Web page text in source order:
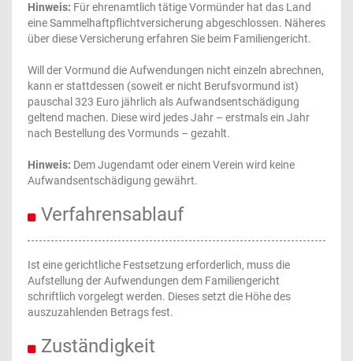
Hinweis: Für ehrenamtlich tätige Vormünder hat das Land
eine Sammelhaftpflichtversicherung abgeschlossen. Näheres
über diese Versicherung erfahren Sie beim Familiengericht.
Will der Vormund die Aufwendungen nicht einzeln abrechnen,
kann er stattdessen (soweit er nicht Berufsvormund ist)
pauschal 323 Euro jährlich als Aufwandsentschädigung
geltend machen. Diese wird jedes Jahr – erstmals ein Jahr
nach Bestellung des Vormunds – gezahlt.
Hinweis: Dem Jugendamt oder einem Verein wird keine
Aufwandsentschädigung gewährt.
Verfahrensablauf
Ist eine gerichtliche Festsetzung erforderlich, muss die
Aufstellung der Aufwendungen dem Familiengericht
schriftlich vorgelegt werden. Dieses setzt die Höhe des
auszuzahlenden Betrags fest.
Zuständigkeit